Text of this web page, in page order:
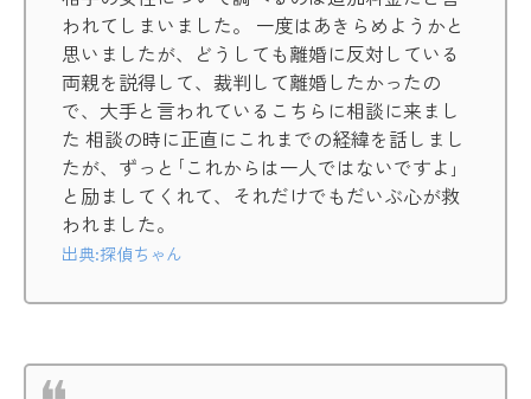
われてしまいました。 一度はあきらめようかと
思いましたが、どうしても離婚に反対している
両親を説得して、裁判して離婚したかったの
で、大手と言われているこちらに相談に来まし
た 相談の時に正直にこれまでの経緯を話しまし
たが、ずっと｢これからは一人ではないですよ｣
と励ましてくれて、それだけでもだいぶ心が救
われました。
出典:探偵ちゃん